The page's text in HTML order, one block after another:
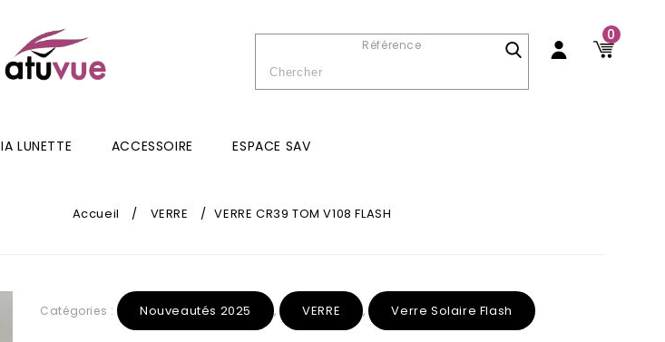
0
Référence
IA LUNETTE ACCESSOIRE ESPACE SAV
Accueil / VERRE / VERRE CR39 TOM V108 FLASH
Catégories : Nouveautés 2025 , VERRE , Verre Solaire Flash